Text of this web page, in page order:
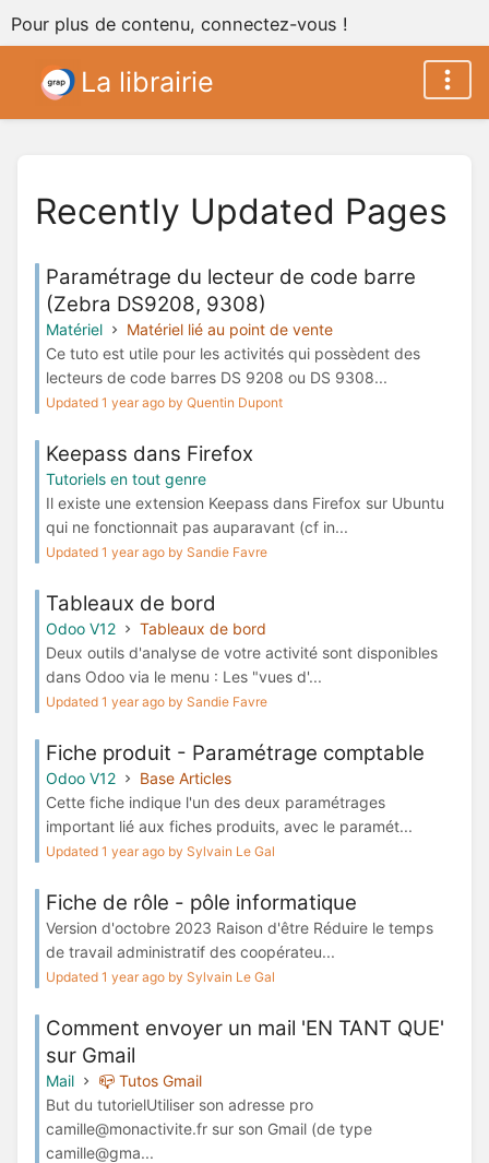
Pour plus de contenu, connectez-vous !
La librairie
Recently Updated Pages
Paramétrage du lecteur de code barre
(Zebra DS9208, 9308)
Matériel
Matériel lié au point de vente
Ce tuto est utile pour les activités qui possèdent des
lecteurs de code barres DS 9208 ou DS 9308...
Updated 1 year ago by Quentin Dupont
Keepass dans Firefox
Tutoriels en tout genre
Il existe une extension Keepass dans Firefox sur Ubuntu
qui ne fonctionnait pas auparavant (cf in...
Updated 1 year ago by Sandie Favre
Tableaux de bord
Odoo V12
Tableaux de bord
Deux outils d'analyse de votre activité sont disponibles
dans Odoo via le menu : Les "vues d'...
Updated 1 year ago by Sandie Favre
Fiche produit - Paramétrage comptable
Odoo V12
Base Articles
Cette fiche indique l'un des deux paramétrages
important lié aux fiches produits, avec le paramét...
Updated 1 year ago by Sylvain Le Gal
Fiche de rôle - pôle informatique
Version d'octobre 2023 Raison d'être Réduire le temps
de travail administratif des coopérateu...
Updated 1 year ago by Sylvain Le Gal
Comment envoyer un mail 'EN TANT QUE'
sur Gmail
Mail
📪 Tutos Gmail
But du tutorielUtiliser son adresse pro
camille@monactivite.fr sur son Gmail (de type
camille@gma...